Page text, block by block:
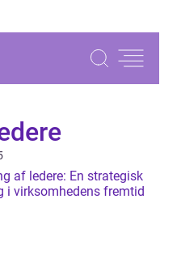
af ledere: En strategisk
i virksomhedens fremtid